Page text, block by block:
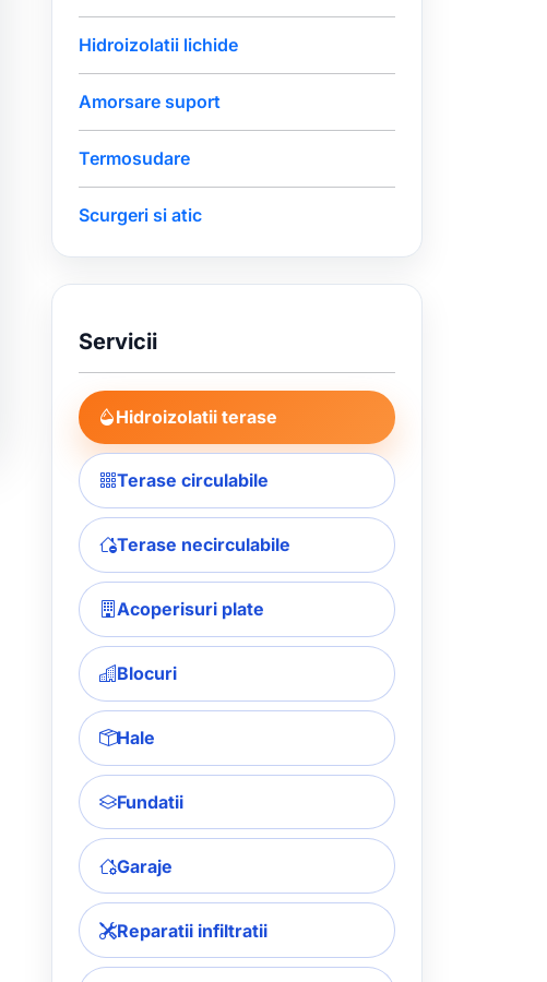
Hidroizolatii lichide
Amorsare suport
Termosudare
Scurgeri si atic
Servicii
Hidroizolatii terase
Terase circulabile
Terase necirculabile
Acoperisuri plate
Blocuri
Hale
Fundatii
Garaje
Reparatii infiltratii